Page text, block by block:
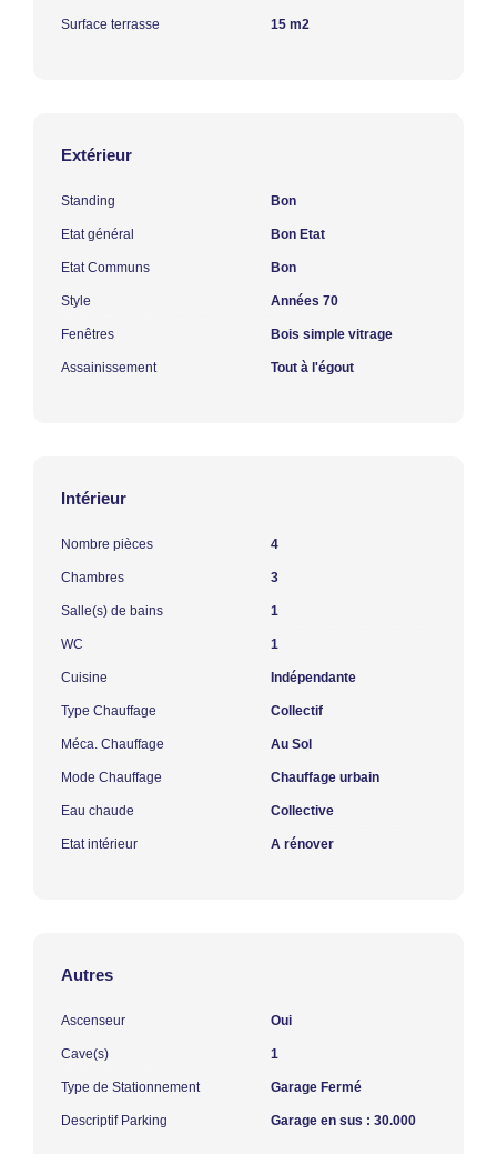
Surface terrasse 15 m2
Extérieur
Standing Bon
Etat général Bon Etat
Etat Communs Bon
Style Années 70
Fenêtres Bois simple vitrage
Assainissement Tout à l'égout
Intérieur
Nombre pièces 4
Chambres 3
Salle(s) de bains 1
WC 1
Cuisine Indépendante
Type Chauffage Collectif
Méca. Chauffage Au Sol
Mode Chauffage Chauffage urbain
Eau chaude Collective
Etat intérieur A rénover
Autres
Ascenseur Oui
Cave(s) 1
Type de Stationnement Garage Fermé
Descriptif Parking Garage en sus : 30.000